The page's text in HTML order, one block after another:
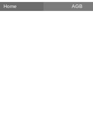
Home AGB